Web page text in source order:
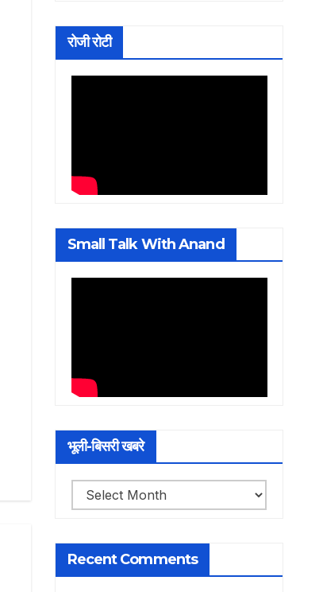
रोजी रोटी
Small Talk With Anand
भूली-बिसरी खबरे
भूली-
बिसरी
Recent Comments